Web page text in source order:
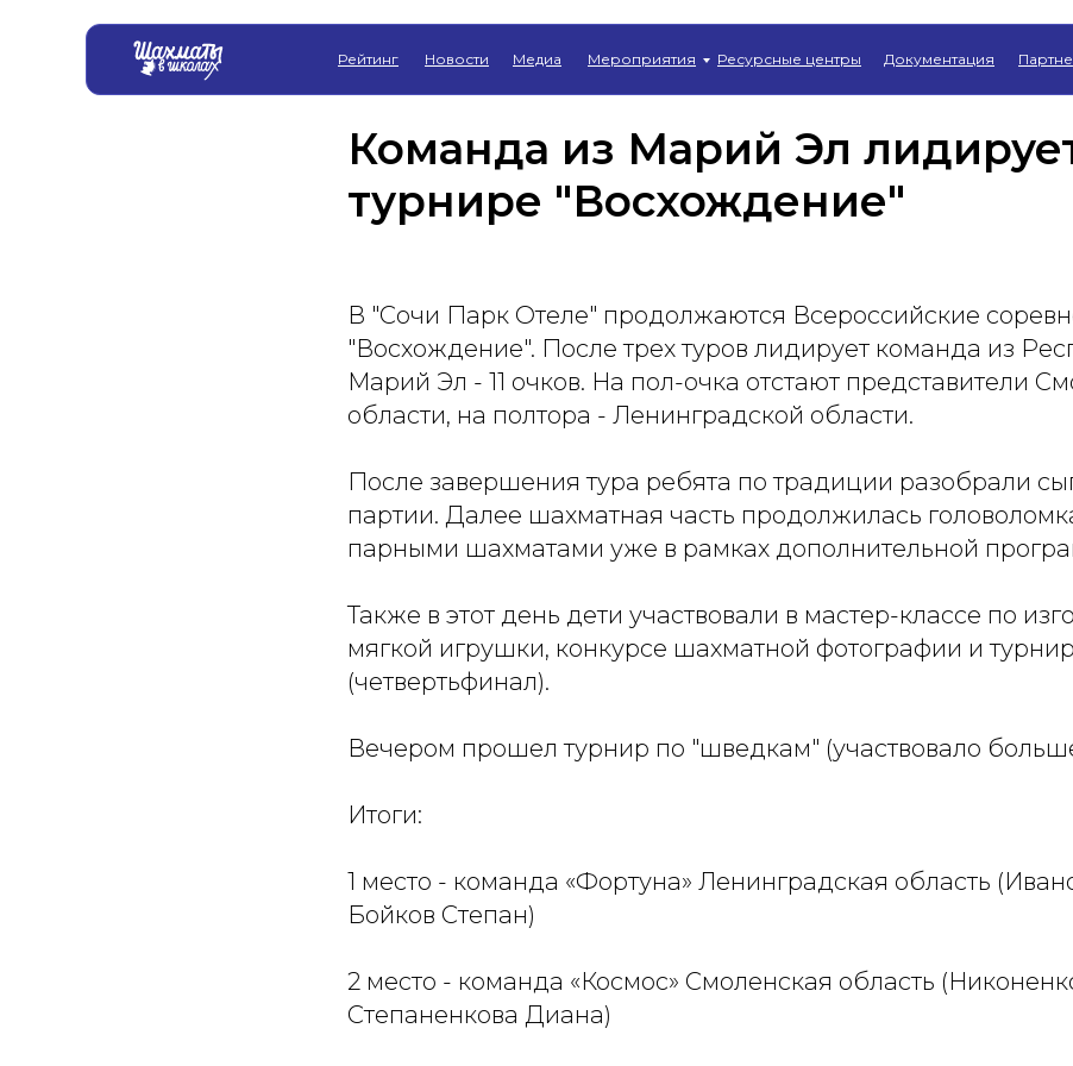
Рейтинг Документация
Ресурсные центры
Новости Мероприятия
Медиа
Команда из Марий Эл
турнире "Восхождение"
В "Сочи Парк Отеле" продолжаются Всероссийские
"Восхождение". После трех туров лидирует команда из
Марий Эл - 11 очков. На пол-очка отстают представители
области, на полтора - Ленинградской области.
После завершения тура ребята по традиции разобрали
партии. Далее шахматная часть продолжилась
парными шахматами уже в рамках дополнительной
Также в этот день дети участвовали в мастер-классе по
мягкой игрушки, конкурсе шахматной фотографии и
(четвертьфинал).
Вечером прошел турнир по "шведкам" (участвовало
Итоги:
1 место - команда «Фортуна» Ленинградская область
Бойков Степан)
2 место - команда «Космос» Смоленская область
Степаненкова Диана)